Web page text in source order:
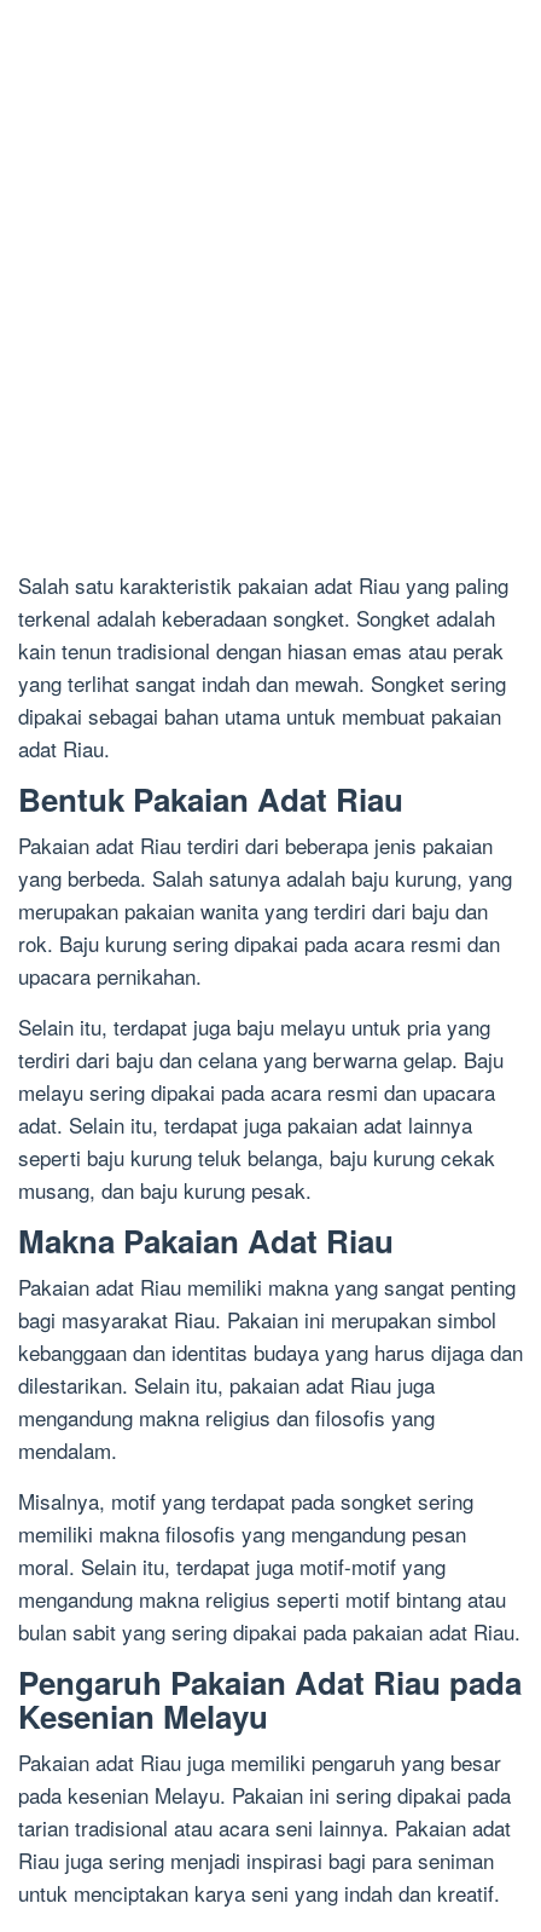
Salah satu karakteristik pakaian adat Riau yang paling
terkenal adalah keberadaan songket. Songket adalah
kain tenun tradisional dengan hiasan emas atau perak
yang terlihat sangat indah dan mewah. Songket sering
dipakai sebagai bahan utama untuk membuat pakaian
adat Riau.
Bentuk Pakaian Adat Riau
Pakaian adat Riau terdiri dari beberapa jenis pakaian
yang berbeda. Salah satunya adalah baju kurung, yang
merupakan pakaian wanita yang terdiri dari baju dan
rok. Baju kurung sering dipakai pada acara resmi dan
upacara pernikahan.
Selain itu, terdapat juga baju melayu untuk pria yang
terdiri dari baju dan celana yang berwarna gelap. Baju
melayu sering dipakai pada acara resmi dan upacara
adat. Selain itu, terdapat juga pakaian adat lainnya
seperti baju kurung teluk belanga, baju kurung cekak
musang, dan baju kurung pesak.
Makna Pakaian Adat Riau
Pakaian adat Riau memiliki makna yang sangat penting
bagi masyarakat Riau. Pakaian ini merupakan simbol
kebanggaan dan identitas budaya yang harus dijaga dan
dilestarikan. Selain itu, pakaian adat Riau juga
mengandung makna religius dan filosofis yang
mendalam.
Misalnya, motif yang terdapat pada songket sering
memiliki makna filosofis yang mengandung pesan
moral. Selain itu, terdapat juga motif-motif yang
mengandung makna religius seperti motif bintang atau
bulan sabit yang sering dipakai pada pakaian adat Riau.
Pengaruh Pakaian Adat Riau pada
Kesenian Melayu
Pakaian adat Riau juga memiliki pengaruh yang besar
pada kesenian Melayu. Pakaian ini sering dipakai pada
tarian tradisional atau acara seni lainnya. Pakaian adat
Riau juga sering menjadi inspirasi bagi para seniman
untuk menciptakan karya seni yang indah dan kreatif.